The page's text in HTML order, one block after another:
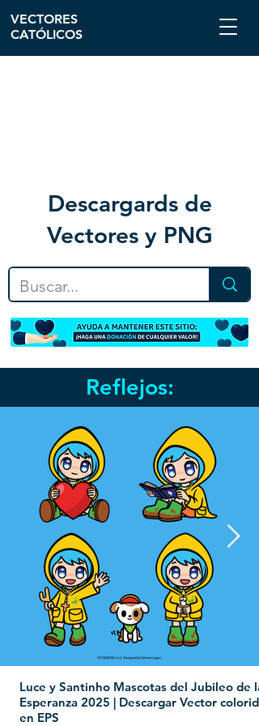
Descargards de
Vectores y PNG
VECTORES
CATÓLICOS
Reflejos:
Luce y Santinho Mascotas del Jubileo de la
Esperanza 2025 | Descargar Vector colorido
en EPS